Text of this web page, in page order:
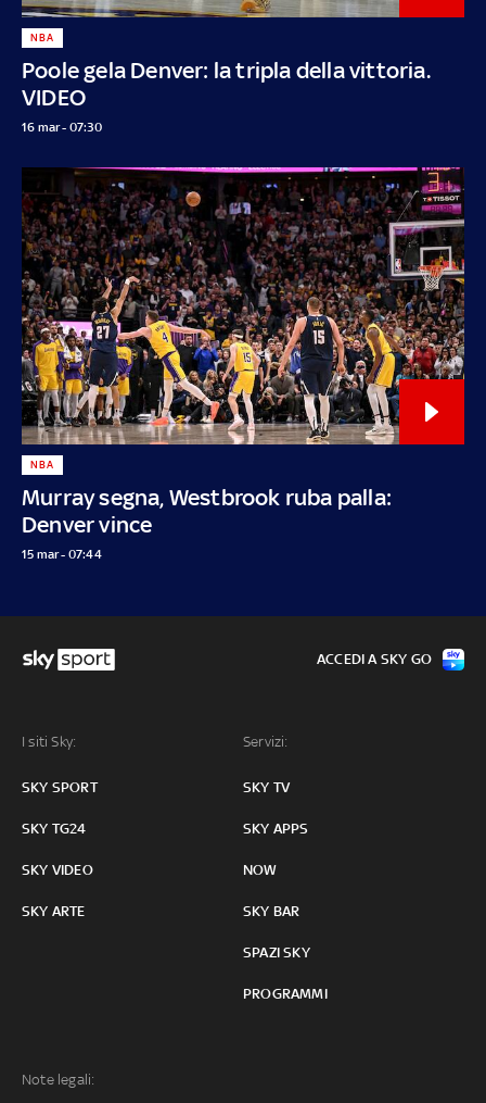
Poole gela Denver: la tripla della vittoria.
VIDEO
NBA
16 mar - 07:30
Murray segna, Westbrook ruba palla:
Denver vince
NBA
15 mar - 07:44
I siti Sky:
SKY SPORT
SKY TG24
SKY VIDEO
SKY ARTE
Servizi:
SKY TV
SKY APPS
NOW
SKY BAR
SPAZI SKY
PROGRAMMI
Note legali:
ACCEDI A SKY GO